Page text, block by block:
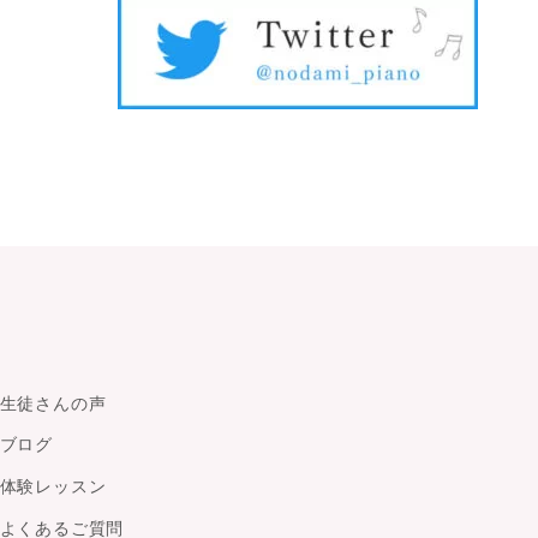
生徒さんの声
ブログ
体験レッスン
よくあるご質問